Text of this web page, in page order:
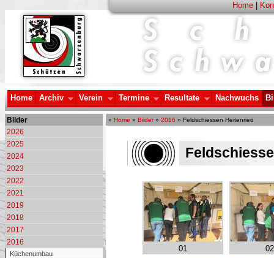
Home|
Home Archiv Verein Termine Resultate Nachwuchs
Bilder
2026
2025
2024
2023
2022
2021
2019
2018
2017
2016
Küchenumbau
» Home » Bilder» 2016 » Feldschiessen Heitenried
01 02